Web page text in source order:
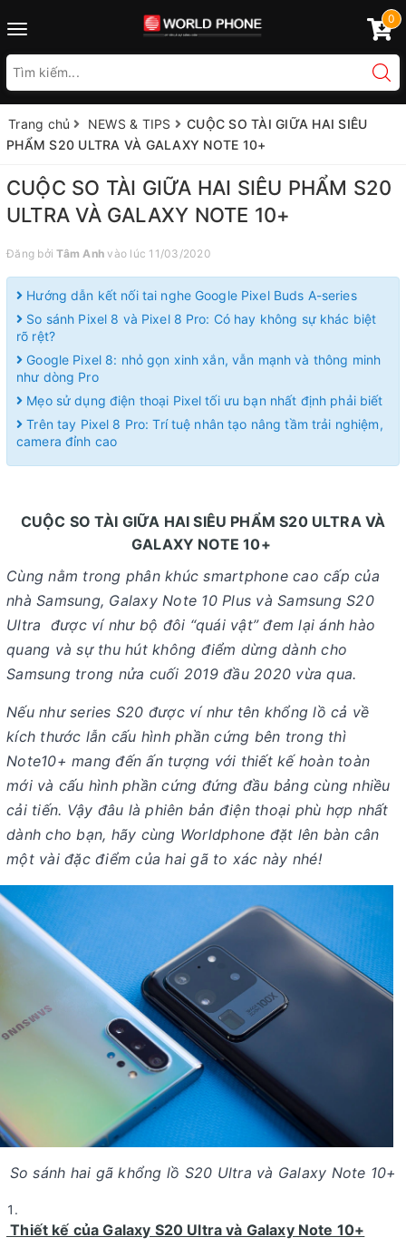
Toggle
0
Trang chủ NEWS & TIPS
CUỘC SO TÀI GIỮA HAI SIÊU
PHẨM S20 ULTRA VÀ GALAXY NOTE 10+
CUỘC SO TÀI GIỮA HAI SIÊU PHẨM S20
ULTRA VÀ GALAXY NOTE 10+
Đăng bởiTâm Anh vào lúc 11/03/2020
Hướng dẫn kết nối tai nghe Google Pixel Buds A-series
So sánh Pixel 8 và Pixel 8 Pro: Có hay không sự khác biệt
rõ rệt?
Google Pixel 8: nhỏ gọn xinh xắn, vẫn mạnh và thông minh
như dòng Pro
Mẹo sử dụng điện thoại Pixel tối ưu bạn nhất định phải biết
Trên tay Pixel 8 Pro: Trí tuệ nhân tạo nâng tầm trải nghiệm,
camera đỉnh cao
CUỘC SO TÀI GIỮA HAI SIÊU PHẨM S20 ULTRA VÀ
GALAXY NOTE 10+
Cùng nằm trong phân khúc smartphone cao cấp của
nhà Samsung, Galaxy Note 10 Plus và Samsung S20
Ultra được ví như bộ đôi “quái vật” đem lại ánh hào
quang và sự thu hút không điểm dừng dành cho
Samsung trong nửa cuối 2019 đầu 2020 vừa qua.
Nếu như series S20 được ví như tên khổng lồ cả về
kích thước lẫn cấu hình phần cứng bên trong thì
Note10+ mang đến ấn tượng với thiết kế hoàn toàn
mới và cấu hình phần cứng đứng đầu bảng cùng nhiều
cải tiến. Vậy đâu là phiên bản điện thoại phù hợp nhất
dành cho bạn, hãy cùng Worldphone đặt lên bàn cân
một vài đặc điểm của hai gã to xác này nhé!
So sánh hai gã khổng lồ S20 Ultra và Galaxy Note 10+
Thiết kế của Galaxy S20 Ultra và Galaxy Note 10+